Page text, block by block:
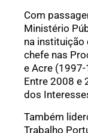
Com
Ministério
na instituição
chefe nas
e Acre
Entre 2008 e
dos
Também
Trabalho